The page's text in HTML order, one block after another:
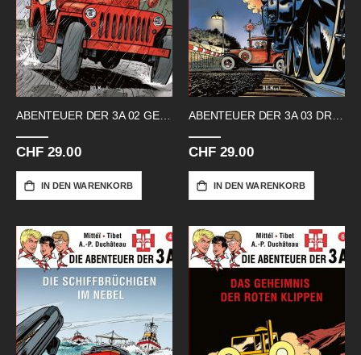
ABENTEUER DER 3A 02 GEISTERGROTTE
CHF 29.00
IN DEN WARENKORB
ABENTEUER DER 3A 03 DRITTE SCHREI
CHF 29.00
IN DEN WARENKORB